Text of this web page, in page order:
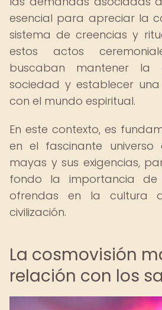
esencial para apreciar la
sistema de creencias y
estos actos
buscaban mantener la
sociedad y establecer
con el mundo espiritual.
En este contexto, es
en el fascinante
mayas y sus exigencias,
fondo la importancia de
ofrendas en la cultura
civilización.
La cosmovisión
relación con los